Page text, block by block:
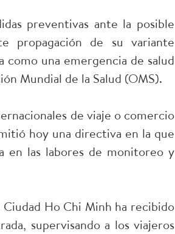
preventivas ante la posible
propagación de su variante
como una emergencia de salud
Mundial de la Salud (OMS).
de viaje o comercio
hoy una directiva en la que
en las labores de monitoreo y
Ho Chi Minh ha recibido
supervisando a los viajeros